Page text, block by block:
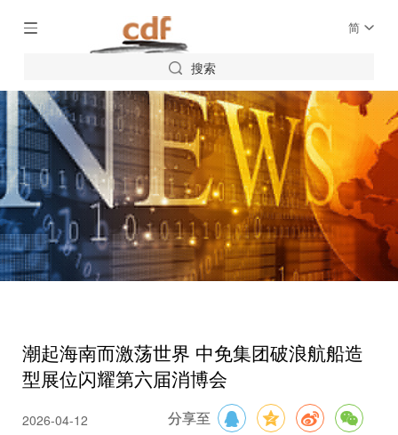
搜索
简
潮起海南而激荡世界 中免集团破浪航船造
型展位闪耀第六届消博会
2026-04-12 分享至